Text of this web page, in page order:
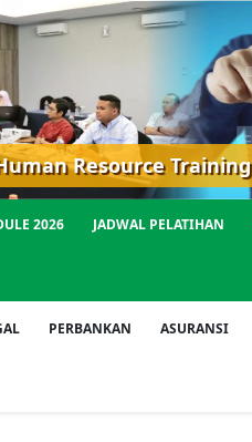
Resource Training
2026 JADWAL PELATIHAN
PERBANKAN ASURANSI